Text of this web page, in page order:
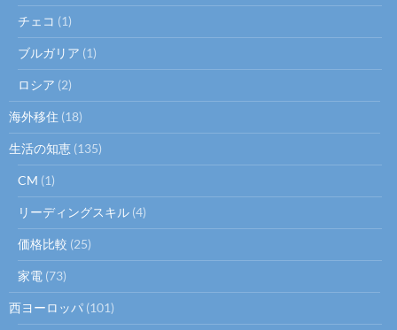
チェコ (1)
ブルガリア (1)
ロシア (2)
海外移住 (18)
生活の知恵 (135)
CM (1)
リーディングスキル (4)
価格比較 (25)
家電 (73)
西ヨーロッパ (101)